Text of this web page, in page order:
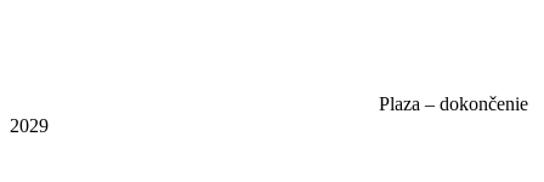
Plaza – dokončenie
2029